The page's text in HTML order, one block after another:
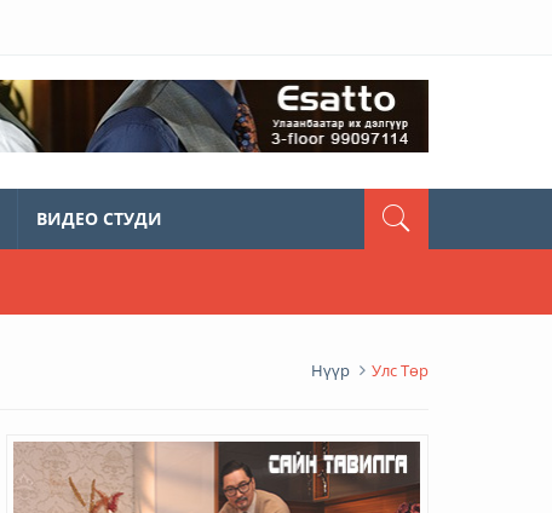
ВИДЕО СТУДИ
Нүүр Улс Төр